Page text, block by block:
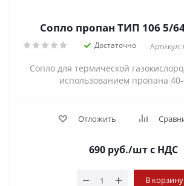
Сопло пропан ТИП 106 5/
Достаточно Артикул:
Сопло для термической
использованием пропана
Отложить
690 руб./штс НДС
В корзину